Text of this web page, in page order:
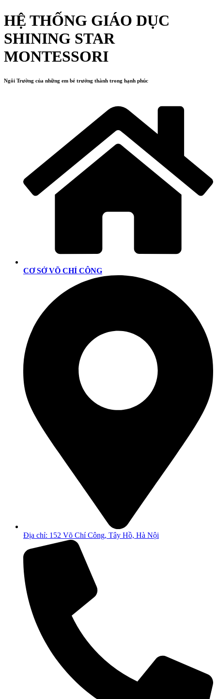
HỆ THỐNG GIÁO DỤC
SHINING STAR
MONTESSORI
Ngôi Trường của những em bé trưởng thành trong hạnh phúc
CƠ SỞ VÕ CHÍ CÔNG
Địa chỉ: 152 Võ Chí Công, Tây Hồ, Hà Nội